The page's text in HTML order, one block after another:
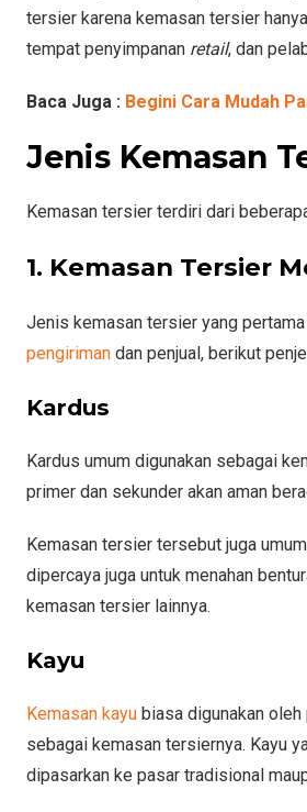
tersier karena kemasan tersier
tempat penyimpanan retail, dan
Baca Juga : Begini Cara Mudah
Jenis Kemasan
Kemasan tersier terdiri dari
1. Kemasan Tersier
Jenis kemasan tersier yang
pengiriman dan penjual, berikut
Kardus
Kardus umum digunakan sebagai
primer dan sekunder akan aman
Kemasan tersier tersebut juga
dipercaya juga untuk menahan
kemasan tersier lainnya.
Kayu
Kemasan kayu biasa digunakan
sebagai kemasan tersiernya. Kayu
dipasarkan ke pasar tradisional